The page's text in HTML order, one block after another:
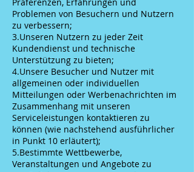
Problemen von Besuchern und Nutzern
zu verbessern;
3.Unseren Nutzern zu jeder Zeit
Kundendienst und technische
Unterstützung zu bieten;
4.Unsere Besucher und Nutzer mit
allgemeinen oder individuellen
Mitteilungen oder Werbenachrichten im
Zusammenhang mit unseren
Serviceleistungen kontaktieren zu
können (wie nachstehend ausführlicher
in Punkt 10 erläutert);
5.Bestimmte Wettbewerbe,
Veranstaltungen und Angebote zu